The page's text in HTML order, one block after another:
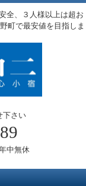
全、３人様以上は超お
町で最安値を目指しま
下さい
中無休